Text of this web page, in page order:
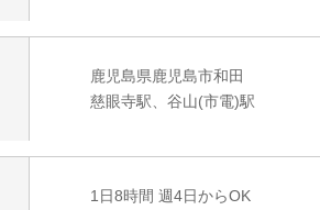
鹿児島県鹿児島市和田
慈眼寺駅、谷山(市電)駅
1日8時間 週4日からOK